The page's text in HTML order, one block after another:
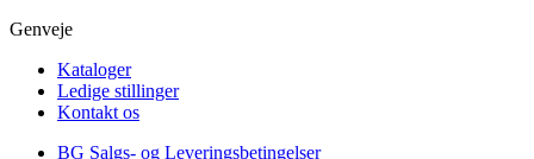
Genveje
Kataloger
Ledige stillinger
Kontakt os
BG Salgs- og Leveringsbetingelser